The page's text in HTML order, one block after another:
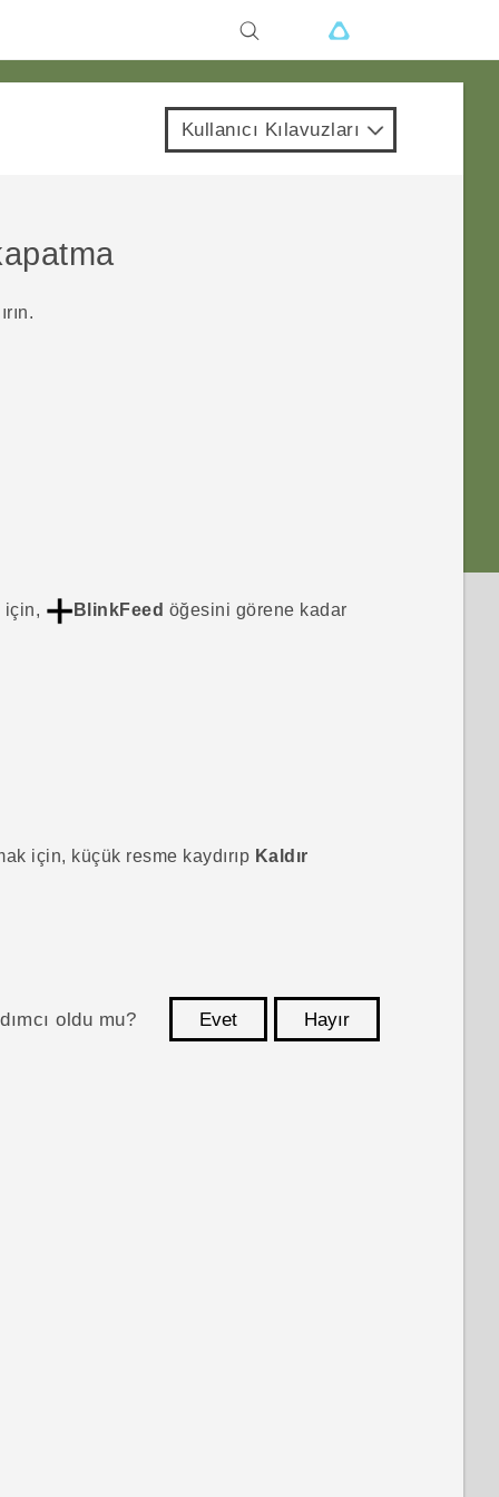
Kullanıcı Kılavuzları
için, BlinkFeed öğesini görene kadar
için, küçük resme kaydırıp Kaldır
oldu mu? Evet
Hayır